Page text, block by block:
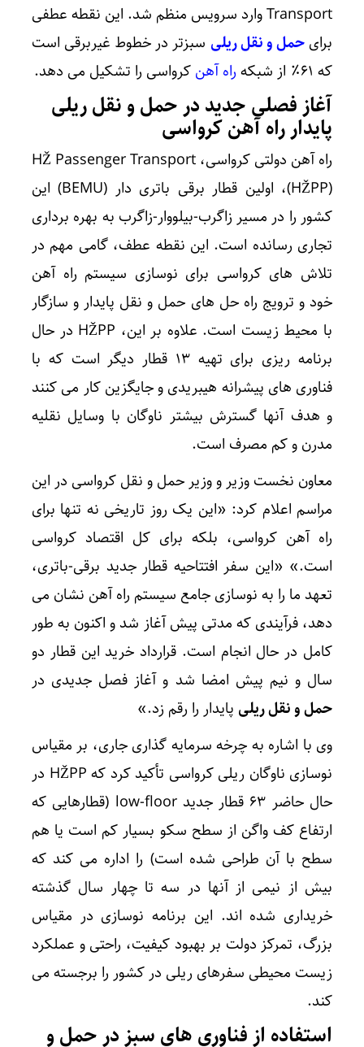
Transport وارد سرویس منظم شد. این نقطه عطفی
برایحمل و نقل ریلی سبزتر در خطوط غیربرقی است
که ۶۱٪ از شبکه
راه آهن کرواسی را تشکیل می دهد.
آغاز فصلی جدید در حمل و نقل ریلی
پایدار راه آهن کرواسی
راه آهن دولتی کرواسی، HŽ Passenger Transport
(HŽPP)، اولین قطار برقی باتری دار (BEMU) این
کشور را در مسیر زاگرب-بیلووار-زاگرب به بهره برداری
تجاری رسانده است. این نقطه عطف، گامی مهم در
تلاش های کرواسی برای نوسازی سیستم راه آهن
خود و ترویج راه حل های حمل و نقل پایدار و سازگار
با محیط زیست است. علاوه بر این، HŽPP در حال
برنامه ریزی برای تهیه ۱۳ قطار دیگر است که با
فناوری های پیشرانه هیبریدی و جایگزین کار می کنند
و هدف آنها گسترش بیشتر ناوگان با وسایل نقلیه
مدرن و کم مصرف است.
معاون نخست وزیر و وزیر حمل و نقل کرواسی در این
مراسم اعلام کرد: «این یک روز تاریخی نه تنها برای
راه آهن کرواسی، بلکه برای کل اقتصاد کرواسی
است.» «این سفر افتتاحیه قطار جدید برقی-باتری،
تعهد ما را به نوسازی جامع سیستم راه آهن نشان می
دهد، فرآیندی که مدتی پیش آغاز شد و اکنون به طور
کامل در حال انجام است. قرارداد خرید این قطار دو
سال و نیم پیش امضا شد و آغاز فصل جدیدی در
حمل و نقل ریلی پایدار را رقم زد.»
وی با اشاره به چرخه سرمایه گذاری جاری، بر مقیاس
نوسازی ناوگان ریلی کرواسی تأکید کرد که HŽPP در
حال حاضر ۶۳ قطار جدید low-floor (قطارهایی که
ارتفاع کف واگن از سطح سکو بسیار کم است یا هم
سطح با آن طراحی شده است) را اداره می کند که
بیش از نیمی از آنها در سه تا چهار سال گذشته
خریداری شده اند. این برنامه نوسازی در مقیاس
بزرگ، تمرکز دولت بر بهبود کیفیت، راحتی و عملکرد
زیست محیطی سفرهای ریلی در کشور را برجسته می
کند.
استفاده از فناوری های سبز در حمل و